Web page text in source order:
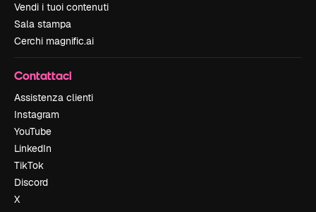
Vendi i tuoi contenuti
Sala stampa
Cerchi magnific.ai
Contattaci
Assistenza clienti
Instagram
YouTube
LinkedIn
TikTok
Discord
X